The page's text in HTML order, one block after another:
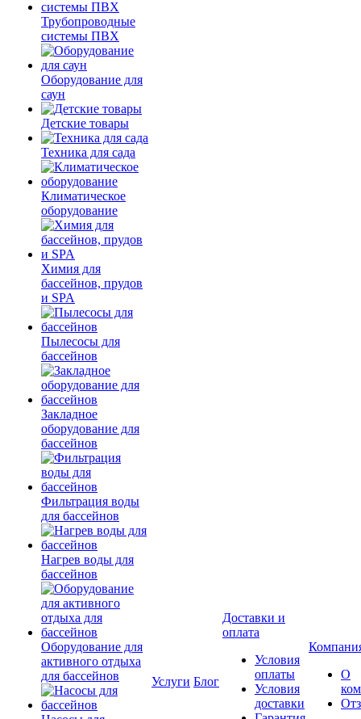
Трубопроводные
системы ПВХ
Оборудование для
саун
Детские товары
Техника для сада
Климатическое
оборудование
Химия для
бассейнов, прудов
и SPA
Пылесосы для
бассейнов
Закладное
оборудование для
бассейнов
Фильтрация воды
для бассейнов
Нагрев воды для
бассейнов
Оборудование для
активного отдыха
для бассейнов
Услуги Блог
Доставки и
оплата
Условия
оплаты
Условия
доставки
О